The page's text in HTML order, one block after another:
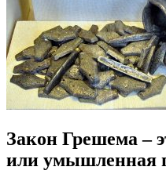
Закон Грешема –
или умышленная